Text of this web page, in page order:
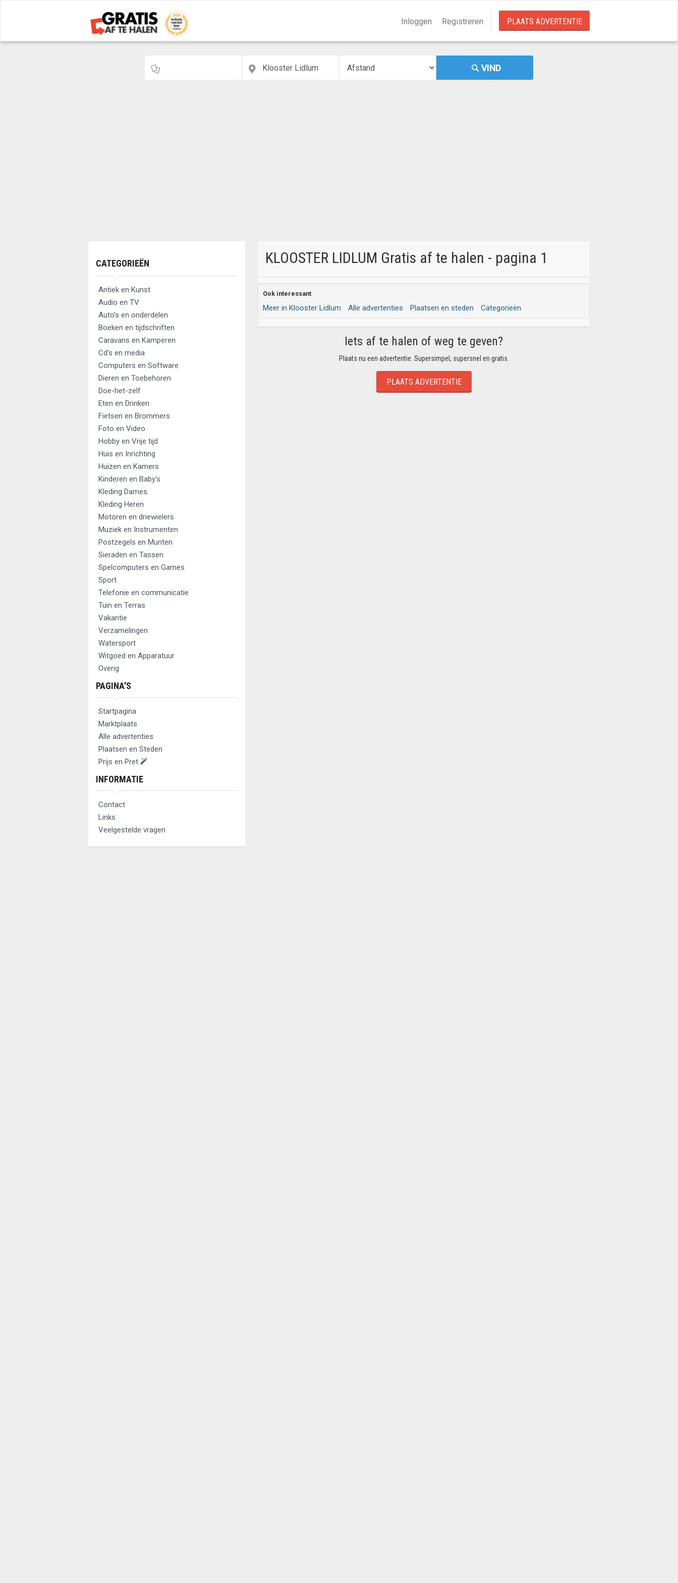
Inloggen Registreren PLAATS ADVERTENTIE
VIND
CATEGORIEËN
Antiek en Kunst
Audio en TV
Auto's en onderdelen
Boeken en tijdschriften
Caravans en Kamperen
Cd's en media
Computers en Software
Dieren en Toebehoren
Doe-het-zelf
Eten en Drinken
Fietsen en Brommers
Foto en Video
Hobby en Vrije tijd
Huis en Inrichting
Huizen en Kamers
Kinderen en Baby's
Kleding Dames
Kleding Heren
Motoren en driewielers
Muziek en Instrumenten
Postzegels en Munten
Sieraden en Tassen
Spelcomputers en Games
Sport
Telefonie en communicatie
Tuin en Terras
Vakantie
Verzamelingen
Watersport
Witgoed en Apparatuur
Overig
PAGINA'S
Startpagina
Marktplaats
Alle advertenties
Plaatsen en Steden
Prijs en Pret
INFORMATIE
Contact
Links
Veelgestelde vragen
KLOOSTER LIDLUM Gratis af te halen - pagina 1
Ook interessant
Meer in Klooster Lidlum Alle advertenties Plaatsen en steden Categorieën
Iets af te halen of weg te geven?
Plaats nu een advertentie. Supersimpel, supersnel en gratis.
PLAATS ADVERTENTIE